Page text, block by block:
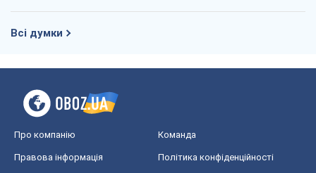
Всі думки
Про компанію Команда
Правова інформація Політика конфіденційності